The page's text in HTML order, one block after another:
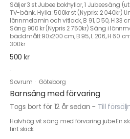
Säljer 3 st Jubee bokhyllor, 1 Jubeesäng
TV-bänk. Hylla: 500kr st (Nypris: 2 040kr)
lönnmelamin och vitlack, B 91, D 50, H 33
Säng 900 kr (Nypris 2 750kr) Säng i
bäddmått 90x200 cm, B 95, L 206, H 60
300kr
500 kr
Sovrum · Göteborg
Barnsäng med förvaring
Togs bort för 12 år sedan - Till
Halvhög vit säng med förvaring jube En
fint skick